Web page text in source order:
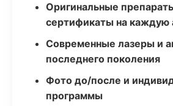
Оригинальные
сертификаты на каждую
Современные лазеры и
последнего поколения
Фото до/после и
программы